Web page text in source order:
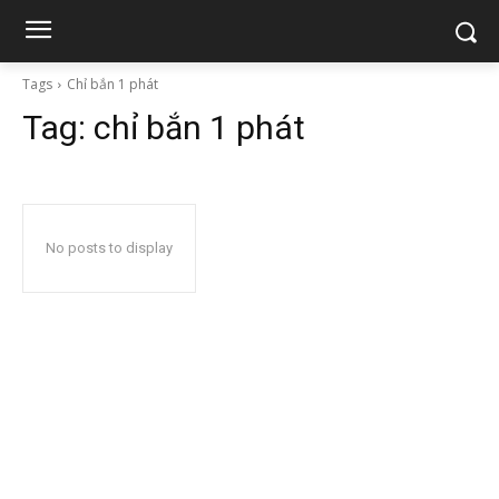
Tags Chỉ bắn 1 phát
Tag: chỉ bắn 1 phát
No posts to display